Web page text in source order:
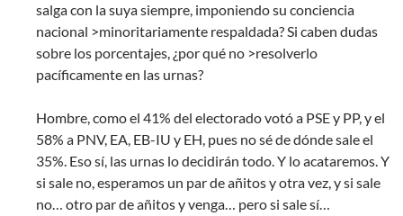
salga con la suya siempre, imponiendo su conciencia
nacional >minoritariamente respaldada? Si caben dudas
sobre los porcentajes, ¿por qué no >resolverlo
pacíficamente en las urnas?
Hombre, como el 41% del electorado votó a PSE y PP, y el
58% a PNV, EA, EB-IU y EH, pues no sé de dónde sale el
35%. Eso sí, las urnas lo decidirán todo. Y lo acataremos. Y
si sale no, esperamos un par de añitos y otra vez, y si sale
no… otro par de añitos y venga… pero si sale sí…